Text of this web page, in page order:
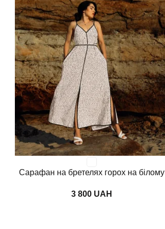
Сарафан на бретелях горох на білому
UAH